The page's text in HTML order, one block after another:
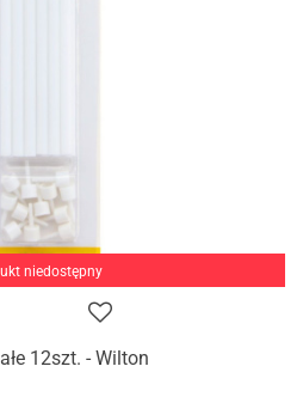
niedostępny
12szt. - Wilton